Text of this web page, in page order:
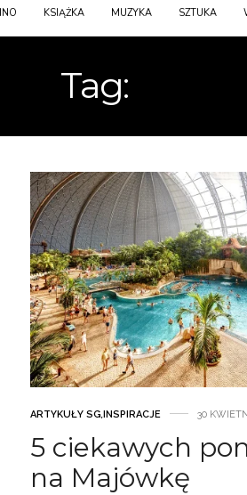
KSIĄŻKA MUZYKA SZTUKA
Tag:
ARTYKUŁY SG,INSPIRACJE 30
5 ciekawych
na Majówkę